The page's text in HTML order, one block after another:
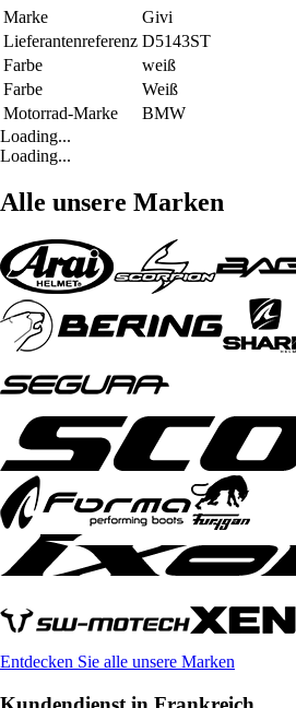
Marke
Givi
Lieferantenreferenz D5143ST
Farbe
weiß
Farbe
Weiß
Motorrad-Marke
BMW
Loading...
Loading...
Alle unsere Marken
Entdecken Sie alle unsere Marken